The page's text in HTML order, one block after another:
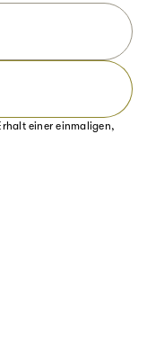
einer einmaligen,